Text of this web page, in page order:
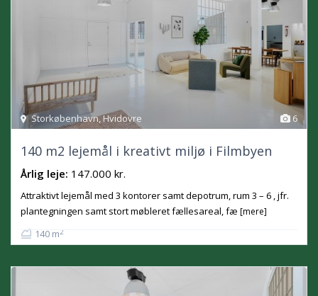
6
Storkøbenhavn,Hvidovre
140 m2 lejemål i kreativt miljø i Filmbyen
Årlig leje: 147.000 kr.
Attraktivt lejemål med 3 kontorer samt depotrum, rum 3 – 6 , jfr.
plantegningen samt stort møbleret fællesareal, fæ [mere]
140 m2